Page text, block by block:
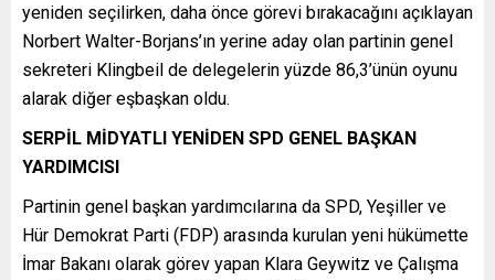
yeniden seçilirken, daha önce görevi bırakacağını açıklayan
Norbert Walter-Borjans’ın yerine aday olan partinin genel
sekreteri Klingbeil de delegelerin yüzde 86,3’ünün oyunu
alarak diğer eşbaşkan oldu.
SERPİL MİDYATLI YENİDEN SPD GENEL BAŞKAN
YARDIMCISI
Partinin genel başkan yardımcılarına da SPD, Yeşiller ve
Hür Demokrat Parti (FDP) arasında kurulan yeni hükümette
İmar Bakanı olarak görev yapan Klara Geywitz ve Çalışma